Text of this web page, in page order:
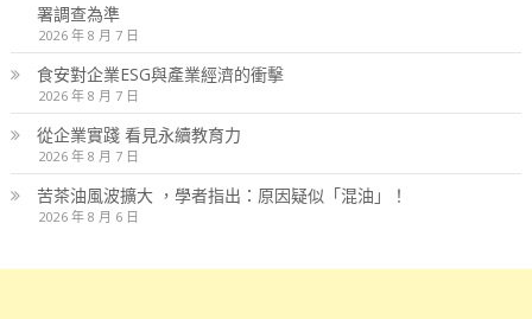
署調查為準
2026 年 8 月 7 日
食安對企業ESG與產業經濟的衝擊
2026 年 8 月 7 日
從企業實踐 看見永續教育力
2026 年 8 月 7 日
苦茶油風波擴大 ，學者指出：原因疑似「混油」！
2026 年 8 月 6 日